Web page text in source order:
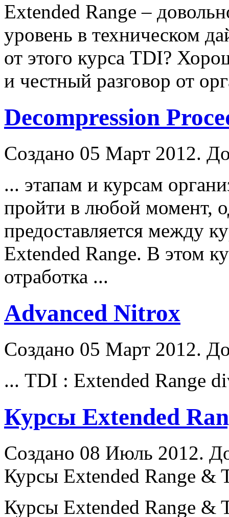
Extended Range –
уровень в техническом
от этого курса TDI?
и честный разговор от
Decompression
Создано 05 Март 2012.
... этапам и курсам
пройти в любой момент,
предоставляется между
Extended Range. В этом
отработка ...
Advanced Nitrox
Создано 05 Март 2012.
... TDI : Extended Range
Курсы Extended
Создано 08 Июль 2012.
Курсы Extended Range &
Курсы Extended Range &